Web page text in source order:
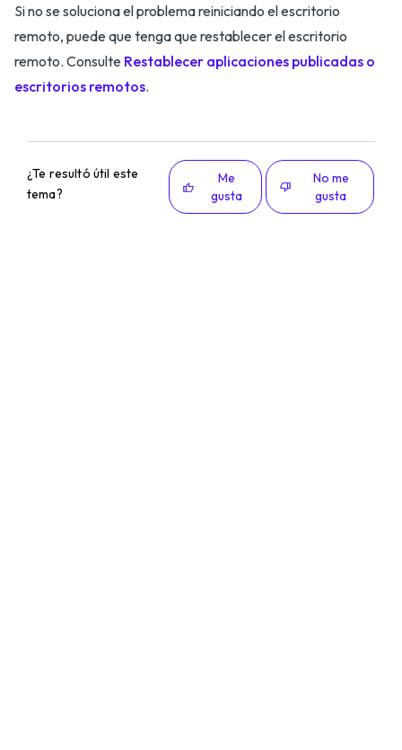
Si no se soluciona el problema reiniciando el escritorio
remoto, puede que tenga que restablecer el escritorio
remoto. Consulte Restablecer aplicaciones publicadas o
escritorios remotos.
¿Te resultó útil este
tema?
Me
gusta
No me
gusta